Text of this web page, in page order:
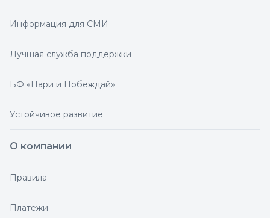
Информация для СМИ
Лучшая служба поддержки
БФ «Пари и Побеждай»
Устойчивое развитие
О компании
Правила
Платежи